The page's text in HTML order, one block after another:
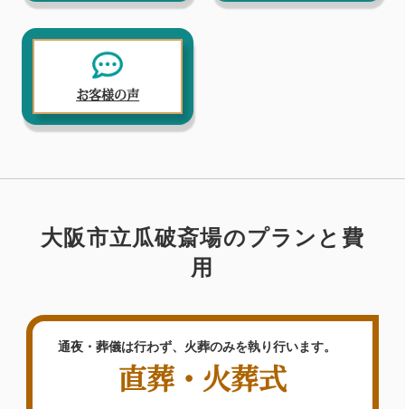
お客様の声
大阪市立瓜破斎場のプランと費
用
通夜・葬儀は行わず、火葬のみを執り行います。
直葬・火葬式